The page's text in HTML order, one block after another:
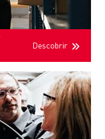
Descobrir